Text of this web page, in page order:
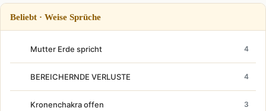
Beliebt · Weise Sprüche
Mutter Erde spricht 4
BEREICHERNDE VERLUSTE 4
Kronenchakra offen 3